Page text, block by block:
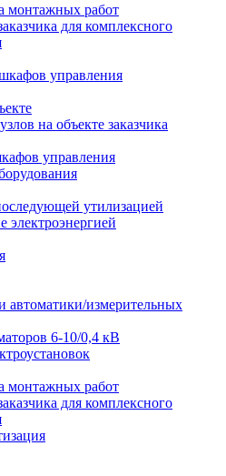
монтажных работ
для комплексного
управления
на объекте заказчика
управления
утилизацией
электроэнергией
измерительных
6-10/0,4 кВ
монтажных работ
для комплексного